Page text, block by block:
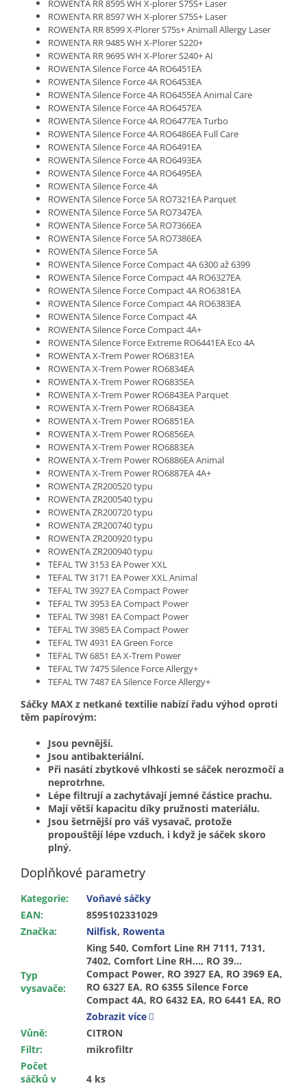
ROWENTA RR 8595 WH X-plorer S75S+ Laser
ROWENTA RR 8597 WH X-plorer S75S+ Laser
ROWENTA RR 8599 X-Plorer S75s+ Animall Allergy Laser
ROWENTA RR 9485 WH X-Plorer S220+
ROWENTA RR 9695 WH X-Plorer S240+ AI
ROWENTA Silence Force 4A RO6451EA
ROWENTA Silence Force 4A RO6453EA
ROWENTA Silence Force 4A RO6455EA Animal Care
ROWENTA Silence Force 4A RO6457EA
ROWENTA Silence Force 4A RO6477EA Turbo
ROWENTA Silence Force 4A RO6486EA Full Care
ROWENTA Silence Force 4A RO6491EA
ROWENTA Silence Force 4A RO6493EA
ROWENTA Silence Force 4A RO6495EA
ROWENTA Silence Force 4A
ROWENTA Silence Force 5A RO7321EA Parquet
ROWENTA Silence Force 5A RO7347EA
ROWENTA Silence Force 5A RO7366EA
ROWENTA Silence Force 5A RO7386EA
ROWENTA Silence Force 5A
ROWENTA Silence Force Compact 4A 6300 až 6399
ROWENTA Silence Force Compact 4A RO6327EA
ROWENTA Silence Force Compact 4A RO6381EA
ROWENTA Silence Force Compact 4A RO6383EA
ROWENTA Silence Force Compact 4A
ROWENTA Silence Force Compact 4A+
ROWENTA Silence Force Extreme RO6441EA Eco 4A
ROWENTA X-Trem Power RO6831EA
ROWENTA X-Trem Power RO6834EA
ROWENTA X-Trem Power RO6835EA
ROWENTA X-Trem Power RO6843EA Parquet
ROWENTA X-Trem Power RO6843EA
ROWENTA X-Trem Power RO6851EA
ROWENTA X-Trem Power RO6856EA
ROWENTA X-Trem Power RO6883EA
ROWENTA X-Trem Power RO6886EA Animal
ROWENTA X-Trem Power RO6887EA 4A+
ROWENTA ZR200520 typu
ROWENTA ZR200540 typu
ROWENTA ZR200720 typu
ROWENTA ZR200740 typu
ROWENTA ZR200920 typu
ROWENTA ZR200940 typu
TEFAL TW 3153 EA Power XXL
TEFAL TW 3171 EA Power XXL Animal
TEFAL TW 3927 EA Compact Power
TEFAL TW 3953 EA Compact Power
TEFAL TW 3981 EA Compact Power
TEFAL TW 3985 EA Compact Power
TEFAL TW 4931 EA Green Force
TEFAL TW 6851 EA X-Trem Power
TEFAL TW 7475 Silence Force Allergy+
TEFAL TW 7487 EA Silence Force Allergy+
Sáčky MAX z netkané textilie nabízí řadu výhod oproti
těm papírovým:
Jsou pevnější.
Jsou antibakteriální.
Při nasátí zbytkové vlhkosti se sáček nerozmočí a
neprotrhne.
Lépe filtrují a zachytávají jemné částice prachu.
Mají větší kapacitu díky pružnosti materiálu.
Jsou šetrnější pro váš vysavač, protože
propouštějí lépe vzduch, i když je sáček skoro
plný.
Doplňkové parametry
Kategorie:
Voňavé sáčky
EAN:
8595102331029
Značka: Nilfisk, Rowenta
Typ
vysavače:
King 540, Comfort Line RH 7111, 7131,
7402, Comfort Line RH…, RO 39…
Compact Power, RO 3927 EA, RO 3969 EA,
RO 6327 EA, RO 6355 Silence Force
Compact 4A, RO 6432 EA, RO 6441 EA, RO
6441 OA, RO 6443 EA, RO 6451 EA, RO
6831 EA, RO 6886 EA, Silence Force 4A,
Silence Force Extreme 4A Animal Care RO
Animal Care RO 6477 EA, Silence Force
Zobrazit více
Vůně:
CITRON
Filtr:
mikrofiltr
Počet
sáčků v
4 ks